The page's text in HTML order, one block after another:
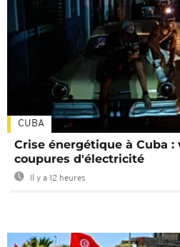
CUBA
Crise énergétique à Cuba
coupures d'électricité
Il y a 12 heures